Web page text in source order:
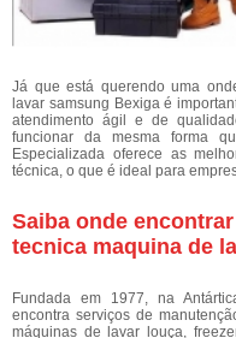
Já que está querendo uma
lavar samsung Bexiga é
atendimento ágil e de
funcionar da mesma forma
Especializada oferece as
técnica, o que é ideal para
Saiba onde
tecnica maquina de
Fundada em 1977, na
encontra serviços de
máquinas de lavar louça,